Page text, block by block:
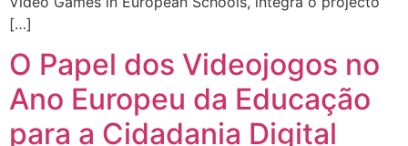
[…]
O Papel dos Videojogos no
Ano Europeu da Educação
para a Cidadania Digital